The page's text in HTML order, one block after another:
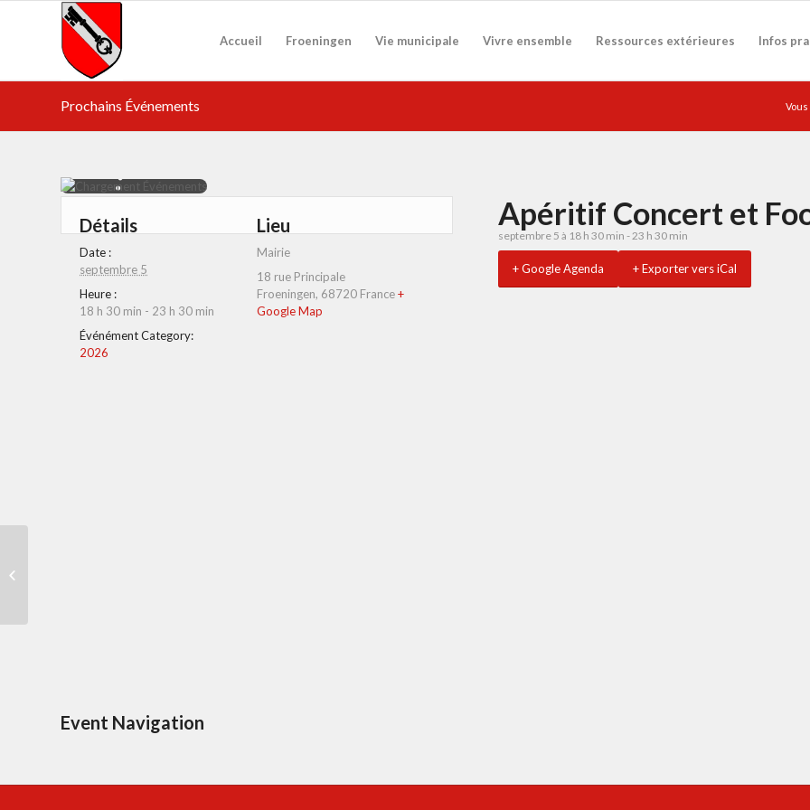
Accueil Froeningen Vie municipale Vivre ensemble Ressources extérieures Infos
Prochains Événements
Apéritif Concert et
septembre 5 à 18 h 30 min -23 h 30 min
+ Google Agenda + Exporter vers iCal
Détails
Date :
septembre 5
Heure :
18 h 30 min - 23 h 30 min
Événément Category:
2026
Lieu
Mairie
18 rue Principale
Froeningen, 68720 France+
Google Map
Event Navigation